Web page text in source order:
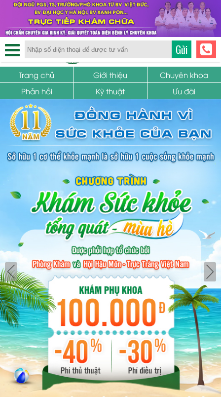
TRUNG TÂM PHỤ KHOA
SỨC KHỎE SINH SẢN
Trang chủ Giới thiệu
Chuyên khoa
Phản hồi
Kỹ thuật Ưu đãi
Gửi